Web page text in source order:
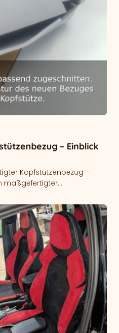
– Einblick
Kopfstützenbezug –
maßgefertigter